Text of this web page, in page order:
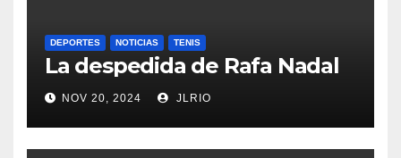
DEPORTES NOTICIAS TENIS
La despedida de Rafa Nadal
NOV 20, 2024 JLRIO